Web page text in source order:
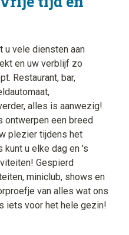
u vele diensten aan
en uw verblijf zo
Restaurant, bar,
alles is aanwezig!
ontwerpen een breed
plezier tijdens het
u elke dag en 's
Gespierd
miniclub, shows en
van alles wat ons
iets voor het hele gezin!